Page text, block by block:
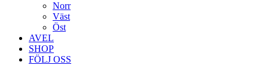
Norr
Väst
Öst
AVEL
SHOP
FÖLJ OSS